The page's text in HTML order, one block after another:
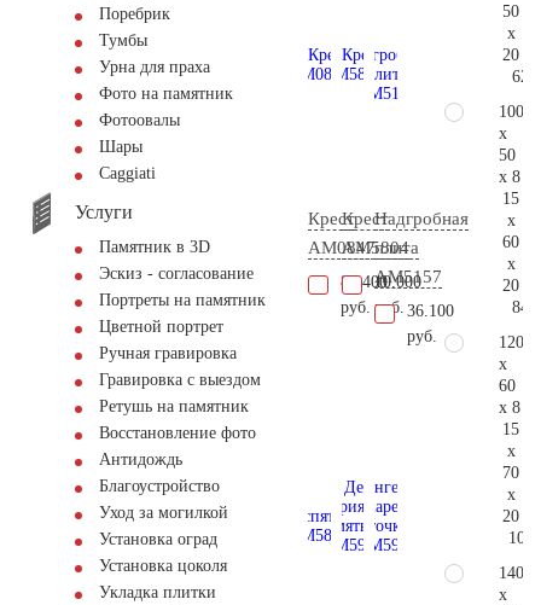
Поребрик
Тумбы
Урна для праха
Фото на памятник
Фотоовалы
Шары
Сaggiati
Услуги
Памятник в 3D
Эскиз - согласование
Портреты на памятник
Цветной портрет
Ручная гравировка
Гравировка с выездом
Ретушь на памятник
Восстановление фото
Антидождь
Благоустройство
Уход за могилкой
Установка оград
Установка цоколя
Укладка плитки
Крест
AM0847
87.400
руб.
Крест
AM5804
10.000
руб.
Надгробная
плита
AM5157
36.100
руб.
50
x
20
100
x
50
x 8
15
x
60
x
20
120
x
60
x 8
15
x
70
x
20
140
x